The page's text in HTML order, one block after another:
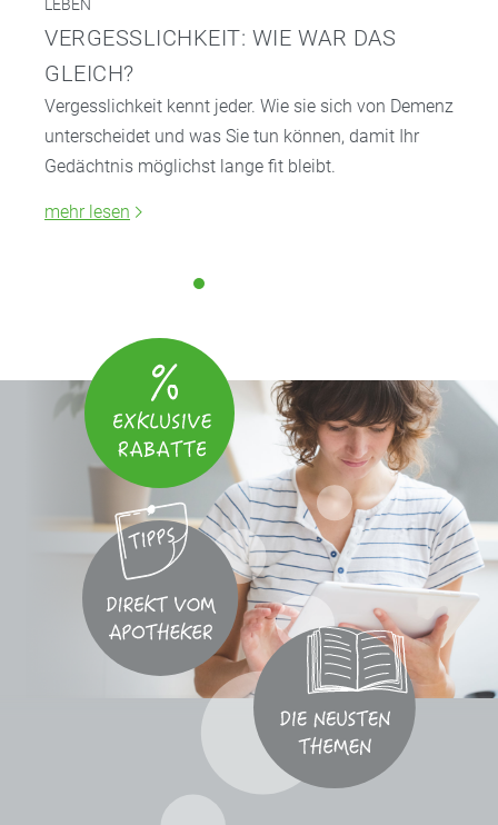
LEBEN
VERGESSLICHKEIT: WIE WAR DAS
GLEICH?
Vergesslichkeit kennt jeder. Wie sie sich von Demenz
unterscheidet und was Sie tun können, damit Ihr
Gedächtnis möglichst lange fit bleibt.
mehr lesen